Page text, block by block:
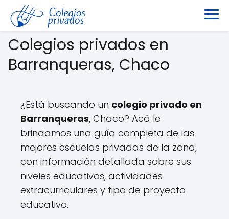
Colegios privados en
Barranqueras, Chaco
¿Está buscando un colegio privado en
Barranqueras, Chaco? Acá le
brindamos una guía completa de las
mejores escuelas privadas de la zona,
con información detallada sobre sus
niveles educativos, actividades
extracurriculares y tipo de proyecto
educativo.